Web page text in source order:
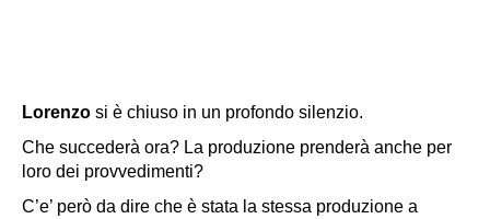
Lorenzo si è chiuso in un profondo silenzio.
Che succederà ora? La produzione prenderà anche per
loro dei provvedimenti?
C’e’ però da dire che è stata la stessa produzione a